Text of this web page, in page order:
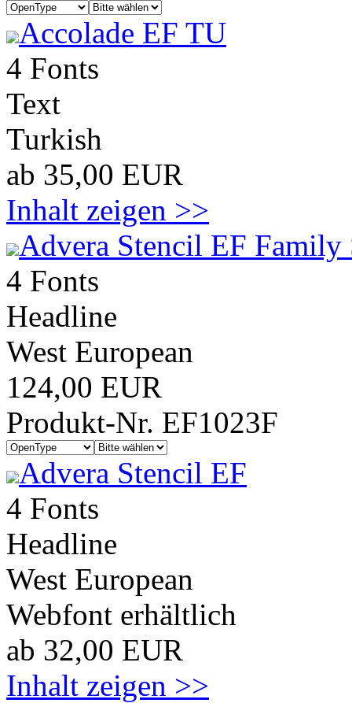
Accolade EF TU
4 Fonts
Text
Turkish
ab 35,00 EUR
Inhalt zeigen >>
Advera Stencil EF Family
4 Fonts
Headline
West European
124,00 EUR
Produkt-Nr. EF1023F
Advera Stencil EF
4 Fonts
Headline
West European
Webfont erhältlich
ab 32,00 EUR
Inhalt zeigen >>